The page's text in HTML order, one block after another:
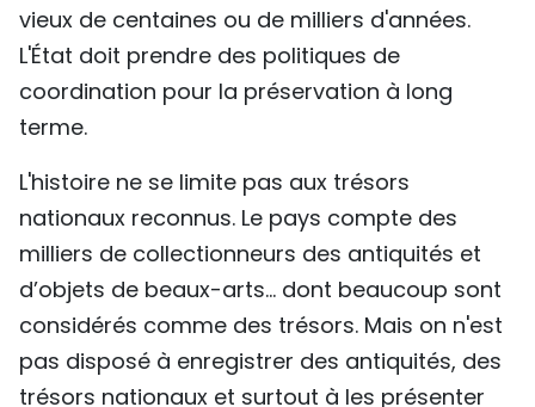
vieux de centaines ou de milliers d'années.
L'État doit prendre des politiques de
coordination pour la préservation à long
terme.
L'histoire ne se limite pas aux trésors
nationaux reconnus. Le pays compte des
milliers de collectionneurs des antiquités et
d’objets de beaux-arts... dont beaucoup sont
considérés comme des trésors. Mais on n'est
pas disposé à enregistrer des antiquités, des
trésors nationaux et surtout à les présenter